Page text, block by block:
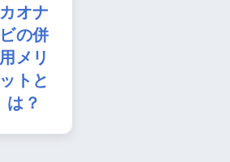
カオナ
ビの併
用メリ
ットと
は？